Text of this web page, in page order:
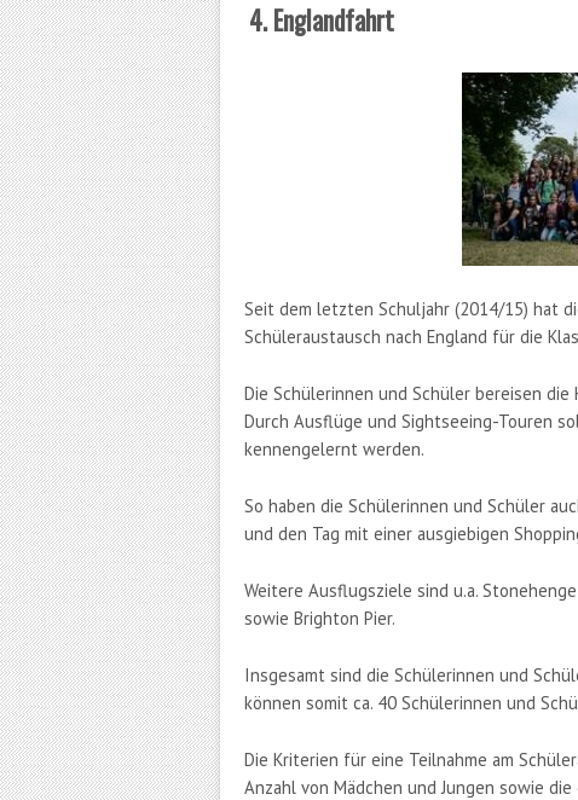
4. Englandfahrt
Seit dem letzten Schuljahr (2014/15) hat
Schüleraustausch nach England für die
Die Schülerinnen und Schüler bereisen
Durch Ausflüge und Sightseeing-Touren
kennengelernt werden.
So haben die Schülerinnen und Schüler
und den Tag mit einer ausgiebigen
Weitere Ausflugsziele sind u.a. Stonehenge
sowie Brighton Pier.
Insgesamt sind die Schülerinnen und
können somit ca. 40 Schülerinnen und
Die Kriterien für eine Teilnahme am
Anzahl von Mädchen und Jungen sowie